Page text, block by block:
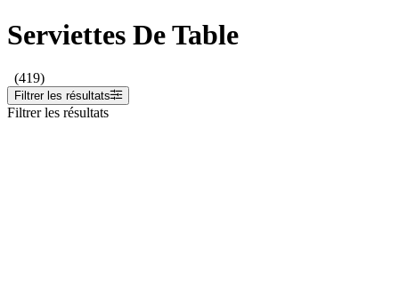
Serviettes De Table
(419)
Filtrer les résultats
Filtrer les résultats